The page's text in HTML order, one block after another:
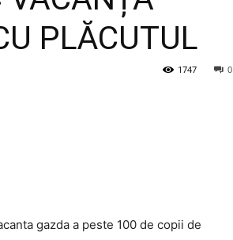
PLĂCUTUL
0
1747
gazda a peste 100 de copii de